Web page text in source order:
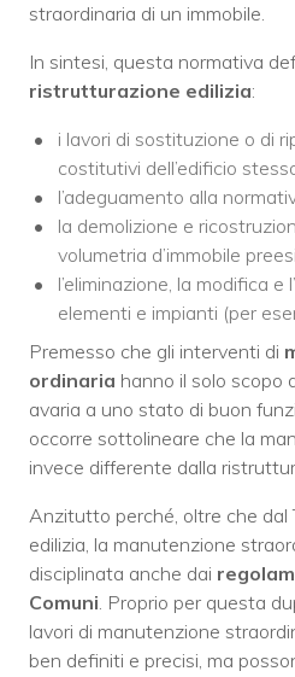
straordinaria di un immobile.
In sintesi, questa normativa
ristrutturazione edilizia:
i lavori di sostituzione o di
costitutivi dell’edificio
l’adeguamento alla
la demolizione e
volumetria d’immobile
l’eliminazione, la modifica e
elementi e impianti (per
Premesso che gli interventi di
ordinaria hanno il solo scopo
avaria a uno stato di buon
occorre sottolineare che la
invece differente dalla
Anzitutto perché, oltre che dal
edilizia, la manutenzione
disciplinata anche dai
Comuni. Proprio per questa
lavori di manutenzione
ben definiti e precisi, ma